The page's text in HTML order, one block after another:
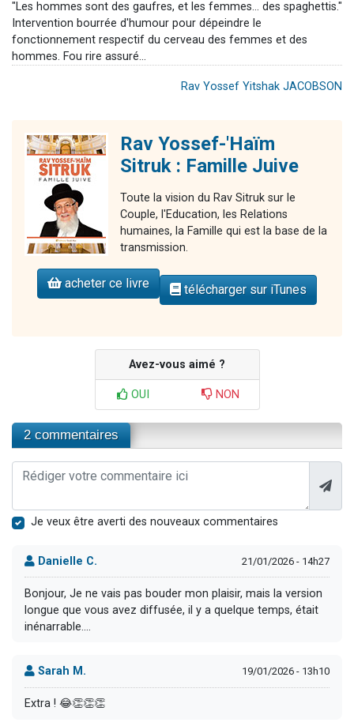
"Les hommes sont des gaufres, et les femmes... des spaghettis."
Intervention bourrée d'humour pour dépeindre le
fonctionnement respectif du cerveau des femmes et des
hommes. Fou rire assuré...
Rav Yossef Yitshak JACOBSON
Rav Yossef-'Haïm
Sitruk : Famille Juive
Toute la vision du Rav Sitruk sur le
Couple, l'Education, les Relations
humaines, la Famille qui est la base de la
transmission.
acheter ce livre télécharger sur iTunes
Avez-vous aimé ?
OUI NON
2 commentaires
Je veux être averti des nouveaux commentaires
Danielle C. 21/01/2026 - 14h27
Bonjour, Je ne vais pas bouder mon plaisir, mais la version
longue que vous avez diffusée, il y a quelque temps, était
inénarrable....
Sarah M. 19/01/2026 - 13h10
Extra ! 😂👏👏👏